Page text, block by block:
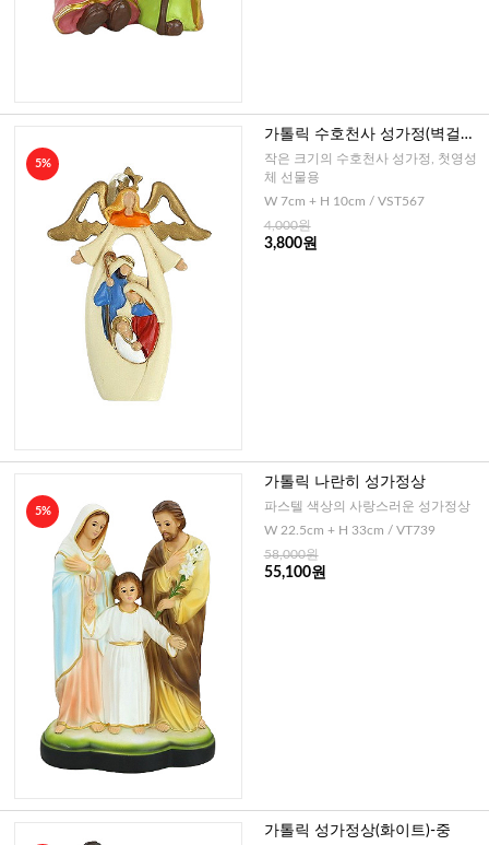
5%
가톨릭 수호천사 성가정(벽걸이
형)
작은 크기의 수호천사 성가정, 첫영성
체 선물용
W 7cm + H 10cm / VST567
4,000원
3,800원
5%
가톨릭 나란히 성가정상
파스텔 색상의 사랑스러운 성가정상
W 22.5cm + H 33cm / VT739
58,000원
55,100원
가톨릭 성가정상(화이트)-중